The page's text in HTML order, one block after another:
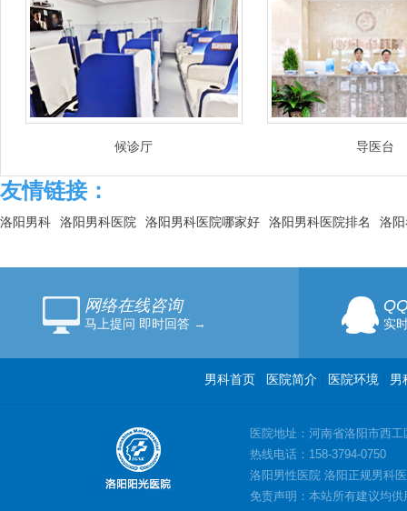
候诊厅 导医台
友情链接：
洛阳男科 洛阳男科医院 洛阳男科医院哪家好 洛阳男科医院排名 洛
网络在线咨询
马上提问 即时回答 → 实
男科首页 医院简介 医院环境 男
医院地址：河南省洛阳市西
热线电话：158-3794-0750
洛阳男性医院 洛阳正规男科
免责声明：本站所有建议均